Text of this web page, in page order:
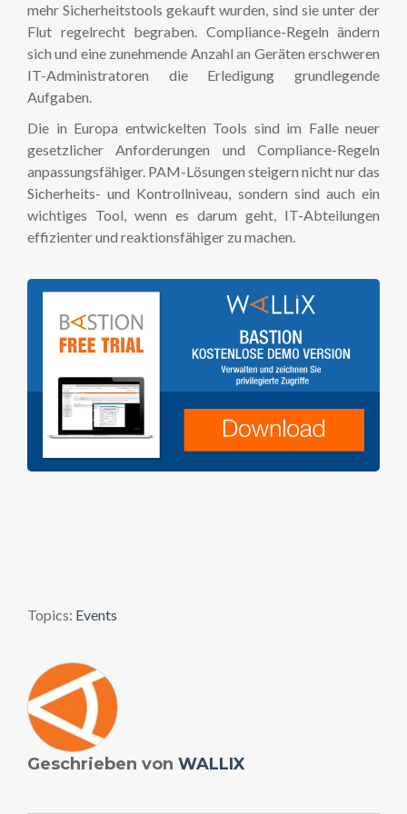
mehr Sicherheitstools gekauft wurden, sind sie unter der
Flut regelrecht begraben. Compliance-Regeln ändern
sich und eine zunehmende Anzahl an Geräten erschweren
IT-Administratoren die Erledigung grundlegende
Aufgaben.
Die in Europa entwickelten Tools sind im Falle neuer
gesetzlicher Anforderungen und Compliance-Regeln
anpassungsfähiger. PAM-Lösungen steigern nicht nur das
Sicherheits- und Kontrollniveau, sondern sind auch ein
wichtiges Tool, wenn es darum geht, IT-Abteilungen
effizienter und reaktionsfähiger zu machen.
Topics: Events
Geschrieben von WALLIX